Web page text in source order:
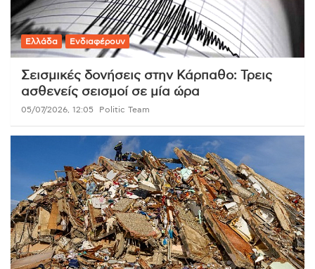
Ελλάδα Ενδιαφέρουν
Σεισμικές δονήσεις στην Κάρπαθο: Τρεις
ασθενείς σεισμοί σε μία ώρα
05/07/2026, 12:05 Politic Team